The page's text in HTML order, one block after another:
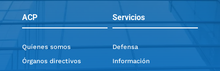
ACP Servicios
Quíenes somos
Órganos directivos
Defensa
Información